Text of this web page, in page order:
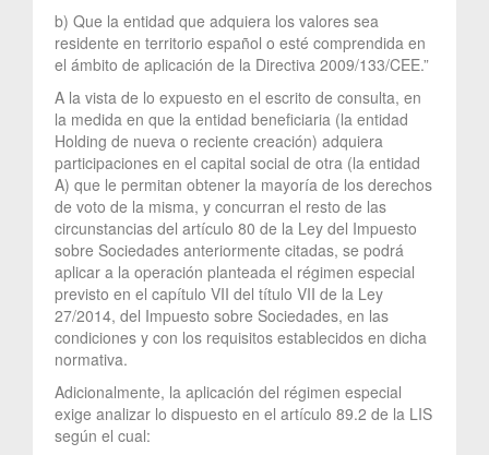
b) Que la entidad que adquiera los valores sea
residente en territorio español o esté comprendida en
el ámbito de aplicación de la Directiva 2009/133/CEE.”
A la vista de lo expuesto en el escrito de consulta, en
la medida en que la entidad beneficiaria (la entidad
Holding de nueva o reciente creación) adquiera
participaciones en el capital social de otra (la entidad
A) que le permitan obtener la mayoría de los derechos
de voto de la misma, y concurran el resto de las
circunstancias del artículo 80 de la Ley del Impuesto
sobre Sociedades anteriormente citadas, se podrá
aplicar a la operación planteada el régimen especial
previsto en el capítulo VII del título VII de la Ley
27/2014, del Impuesto sobre Sociedades, en las
condiciones y con los requisitos establecidos en dicha
normativa.
Adicionalmente, la aplicación del régimen especial
exige analizar lo dispuesto en el artículo 89.2 de la LIS
según el cual: